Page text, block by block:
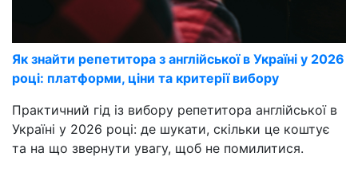
Як знайти репетитора з англійської в Україні у 2026
році: платформи, ціни та критерії вибору
Практичний гід із вибору репетитора англійської в
Україні у 2026 році: де шукати, скільки це коштує
та на що звернути увагу, щоб не помилитися.